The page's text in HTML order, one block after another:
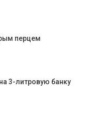
перцем
3-литровую банку